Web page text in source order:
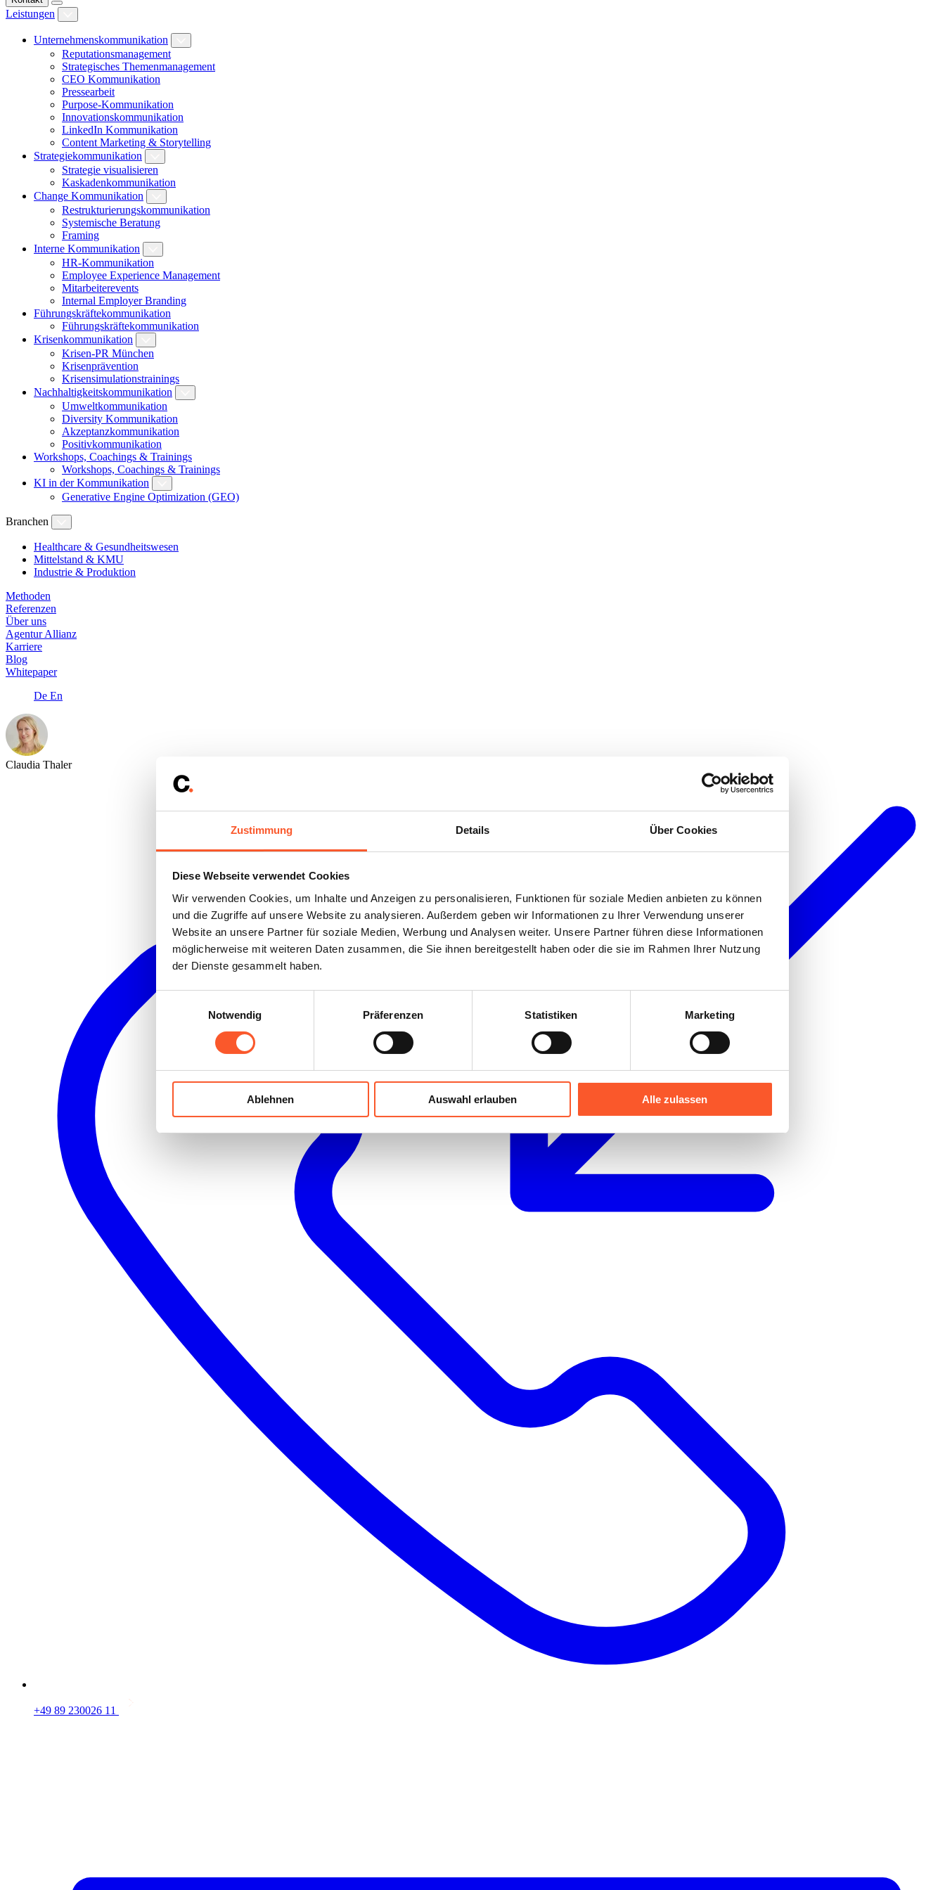
Zustimmung Details Über Cookies
Diese Webseite verwendet Cookies
Wir verwenden Cookies, um Inhalte und Anzeigen zu personalisieren, Funktionen für soziale Medien anbieten zu können
und die Zugriffe auf unsere Website zu analysieren. Außerdem geben wir Informationen zu Ihrer Verwendung unserer
Website an unsere Partner für soziale Medien, Werbung und Analysen weiter. Unsere Partner führen diese Informationen
möglicherweise mit weiteren Daten zusammen, die Sie ihnen bereitgestellt haben oder die sie im Rahmen Ihrer Nutzung
der Dienste gesammelt haben.
Notwendig
Präferenzen Statistiken Marketing
Ablehnen Auswahl erlauben Alle zulassen
Leistungen
Unternehmenskommunikation
Reputationsmanagement
Strategisches Themenmanagement
CEO Kommunikation
Pressearbeit
Purpose-Kommunikation
Innovationskommunikation
LinkedIn Kommunikation
Content Marketing & Storytelling
Strategiekommunikation
Strategie visualisieren
Kaskadenkommunikation
Change Kommunikation
Restrukturierungskommunikation
Systemische Beratung
Framing
Interne Kommunikation
HR-Kommunikation
Employee Experience Management
Mitarbeiterevents
Internal Employer Branding
Führungskräftekommunikation
Führungskräftekommunikation
Krisenkommunikation
Krisen-PR München
Krisenprävention
Krisensimulationstrainings
Nachhaltigkeitskommunikation
Umweltkommunikation
Diversity Kommunikation
Akzeptanzkommunikation
Positivkommunikation
Workshops, Coachings & Trainings
Workshops, Coachings & Trainings
KI in der Kommunikation
Generative Engine Optimization (GEO)
Branchen
Healthcare & Gesundheitswesen
Mittelstand & KMU
Industrie & Produktion
Methoden
Referenzen
Über uns
Agentur Allianz
Karriere
Blog
Whitepaper
De En
Claudia Thaler
+49 89 230026 11